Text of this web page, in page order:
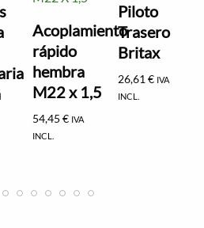
Acoplamiento
rápido
hembra
M22 x 1,5
54,45€ IVA
INCL.
Piloto
Trasero
Britax
26,61€ IVA
INCL.